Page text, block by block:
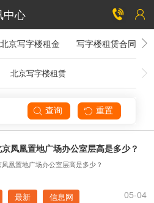
中心 
北京写字楼租金 写字楼租赁合同
北京写字楼租赁
 
凤凰置地广场办公室层高是多少？
凰置地广场办公室层高是多少？
最新 信息网 05-04